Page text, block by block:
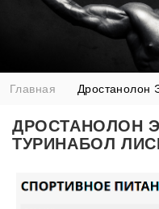
Главная Дростанолон
ДРОСТАНОЛОН
ТУРИНАБОЛ